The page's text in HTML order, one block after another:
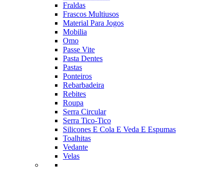
Fraldas
Frascos Multiusos
Material Para Jogos
Mobilia
Omo
Passe Vite
Pasta Dentes
Pastas
Ponteiros
Rebarbadeira
Rebites
Roupa
Serra Circular
Serra Tico-Tico
Silicones E Cola E Veda E Espumas
Toalhitas
Vedante
Velas